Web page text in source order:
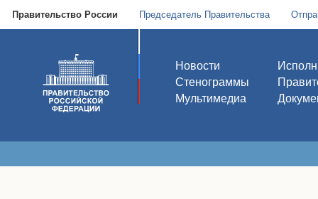
Правительство России Председатель Правительства
Новости
Стенограммы
Мультимедиа